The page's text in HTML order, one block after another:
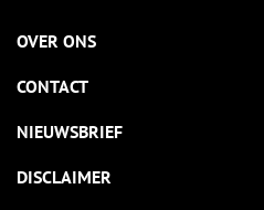
OVER ONS
CONTACT
NIEUWSBRIEF
DISCLAIMER